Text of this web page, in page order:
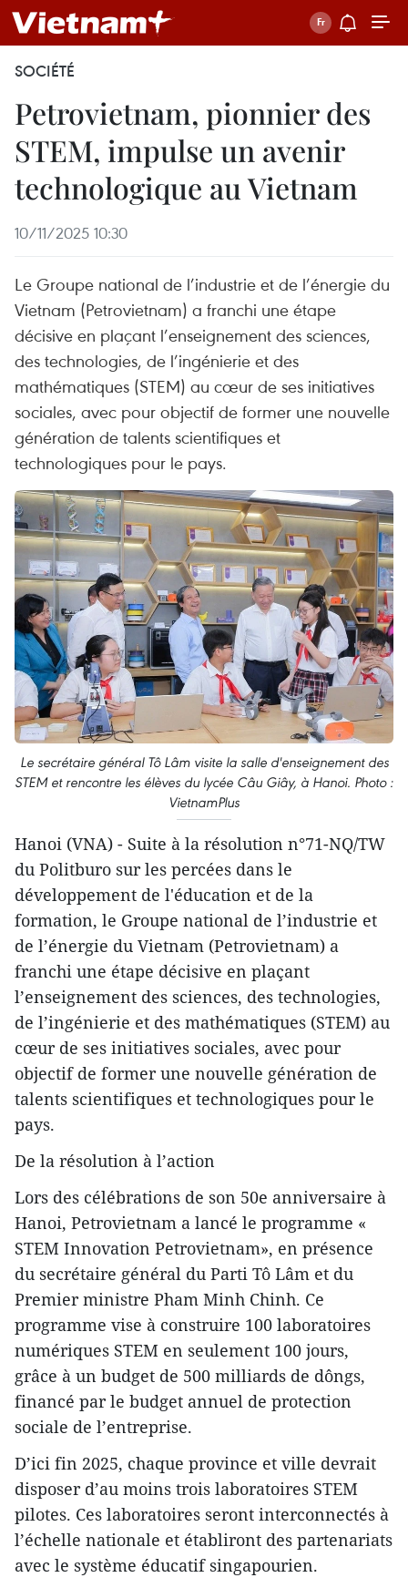
SOCIÉTÉ
Petrovietnam, pionnier des
STEM, impulse un avenir
technologique au Vietnam
10/11/2025 10:30
Le Groupe national de l’industrie et de l’énergie du
Vietnam (Petrovietnam) a franchi une étape
décisive en plaçant l’enseignement des sciences,
des technologies, de l’ingénierie et des
mathématiques (STEM) au cœur de ses initiatives
sociales, avec pour objectif de former une nouvelle
génération de talents scientifiques et
technologiques pour le pays.
Le secrétaire général Tô Lâm visite la salle d'enseignement des
STEM et rencontre les élèves du lycée Câu Giây, à Hanoi. Photo :
VietnamPlus
Hanoi (VNA) - Suite à la résolution n°71-NQ/TW
du Politburo sur les percées dans le
développement de l'éducation et de la
formation, le Groupe national de l’industrie et
de l’énergie du Vietnam (Petrovietnam) a
franchi une étape décisive en plaçant
l’enseignement des sciences, des technologies,
de l’ingénierie et des mathématiques (STEM) au
cœur de ses initiatives sociales, avec pour
objectif de former une nouvelle génération de
talents scientifiques et technologiques pour le
pays.
De la résolution à l’action
Lors des célébrations de son 50e anniversaire à
Hanoi, Petrovietnam a lancé le programme «
STEM Innovation Petrovietnam», en présence
du secrétaire général du Parti Tô Lâm et du
Premier ministre Pham Minh Chinh. Ce
programme vise à construire 100 laboratoires
numériques STEM en seulement 100 jours,
grâce à un budget de 500 milliards de dôngs,
financé par le budget annuel de protection
sociale de l’entreprise.
D’ici fin 2025, chaque province et ville devrait
disposer d’au moins trois laboratoires STEM
pilotes. Ces laboratoires seront interconnectés à
l’échelle nationale et établiront des partenariats
avec le système éducatif singapourien.